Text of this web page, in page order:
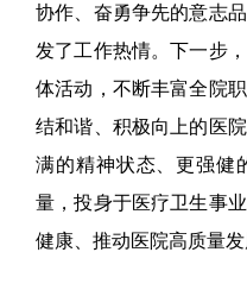
协作、奋勇争先的意志
发了工作热情。下一步
体活动，不断丰富全院
结和谐、积极向上的医
满的精神状态、更强健
量，投身于医疗卫生事
健康、推动医院高质量发